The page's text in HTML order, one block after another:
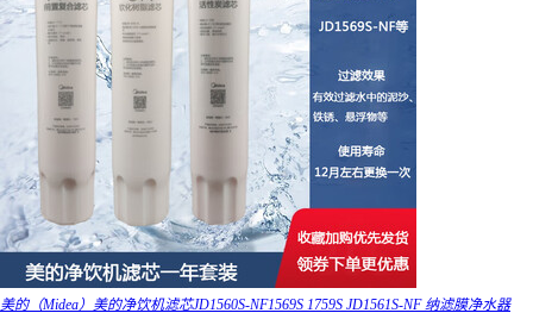
美的（Midea）美的净饮机滤芯JD1560S-NF1569S 1759S JD1561S-NF 纳滤膜净水器